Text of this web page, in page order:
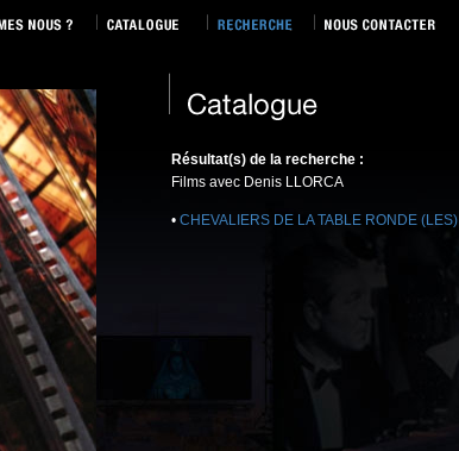
Résultat(s) de la recherche :
Films avec Denis LLORCA
• CHEVALIERS DE LA TABLE RONDE (LES)